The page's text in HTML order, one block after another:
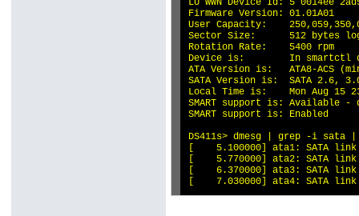
LU WWN Device Id: 5 0014ee
Firmware Version: 01.01A01
User Capacity:
Sector Size:      512 bytes
Rotation Rate:    5400 rpm
Device is:        In smartctl
ATA Version is:   ATA8-ACS
SATA Version is:  SATA 2.6,
Local Time is:    Mon Aug 15
SMART support is: Available -
SMART support is: Enabled
DS411s> dmesg | grep -i
[    5.100000] ata1: SATA link
[    5.770000] ata2: SATA link
[    6.370000] ata3: SATA link
[    7.030000] ata4: SATA link